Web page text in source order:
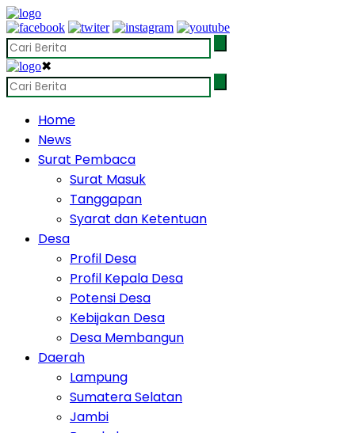
✖
Home
News
Surat Pembaca
Surat Masuk
Tanggapan
Syarat dan Ketentuan
Desa
Profil Desa
Profil Kepala Desa
Potensi Desa
Kebijakan Desa
Desa Membangun
Daerah
Lampung
Sumatera Selatan
Jambi